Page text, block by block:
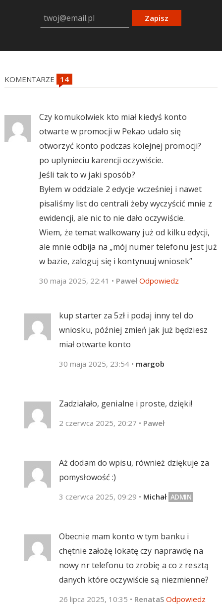
Zapisz
KOMENTARZE
Czy komukolwiek kto miał kiedyś konto
otwarte w promocji w Pekao udało się
otworzyć konto podczas kolejnej promocji?
po uplynieciu karencji oczywiście.
Jeśli tak to w jaki sposób?
Byłem w oddziale 2 edycje wcześniej i nawet
pisaliśmy list do centrali żeby wyczyścić mnie z
ewidencji, ale nic to nie dało oczywiście.
Wiem, że temat walkowany już od kilku edycji,
ale mnie odbija na „mój numer telefonu jest już
w bazie, zaloguj się i kontynuuj wniosek”
30 maja 2025, 22:41 • Paweł Odpowiedz
kup starter za 5zł i podaj inny tel do
wniosku, później zmień jak już będziesz
miał otwarte konto
30 maja 2025, 23:54 • margob
Zadziałało, genialne i proste, dzięki!
2 czerwca 2025, 20:27 • Paweł
Aż dodam do wpisu, również dziękuje za
pomysłowość :)
3 czerwca 2025, 09:29 • Michał
Obecnie mam konto w tym banku i
chętnie założę lokatę czy naprawdę na
nowy nr telefonu to zrobię a co z resztą
danych które oczywiście są niezmienne?
26 lipca 2025, 10:35 • RenataS Odpowiedz